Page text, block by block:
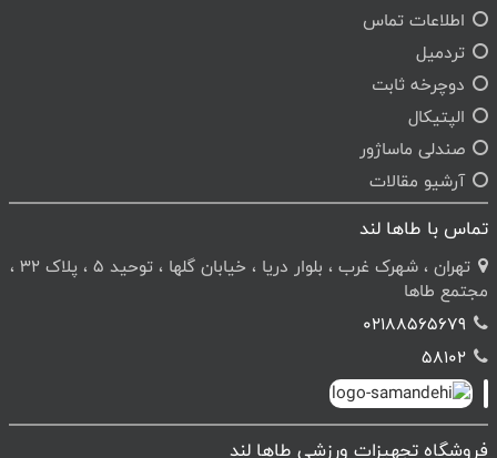
اطلاعات تماس
تردمیل
دوچرخه ثابت
الپتیکال
صندلی ماساژور
آرشیو مقالات
تماس با طاها لند
تهران ، شهرک غرب ، بلوار دریا ، خیابان گلها ، توحید 5 ، پلاک 32 ،
مجتمع طاها
02188565679
58102
فروشگاه تجهیزات ورزشی طاها لند